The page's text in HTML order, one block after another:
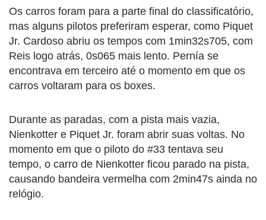
Os carros foram para a parte final do classificatório,
mas alguns pilotos preferiram esperar, como Piquet
Jr. Cardoso abriu os tempos com 1min32s705, com
Reis logo atrás, 0s065 mais lento. Pernía se
encontrava em terceiro até o momento em que os
carros voltaram para os boxes.
Durante as paradas, com a pista mais vazia,
Nienkotter e Piquet Jr. foram abrir suas voltas. No
momento em que o piloto do #33 tentava seu
tempo, o carro de Nienkotter ficou parado na pista,
causando bandeira vermelha com 2min47s ainda no
relógio.